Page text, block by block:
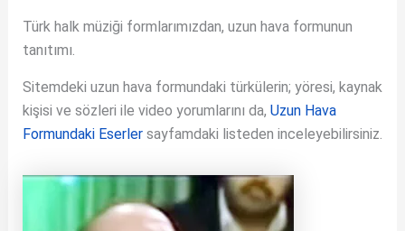
Türk halk müziği formlarımızdan, uzun hava formunun
tanıtımı.
Sitemdeki uzun hava formundaki türkülerin; yöresi, kaynak
kişisi ve sözleri ile video yorumlarını da, Uzun Hava
Formundaki Eserlersayfamdaki listeden inceleyebilirsiniz.